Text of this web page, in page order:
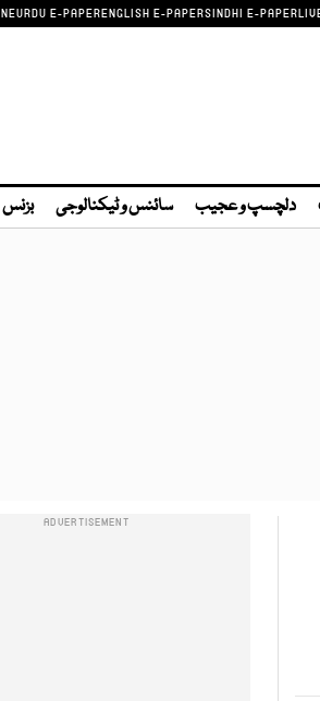
URDU E-PAPERENGLISH E-PAPERSINDHI E-PAPER
دلچسپ و عجیب سائنس و ٹیکنالوجی بزنس